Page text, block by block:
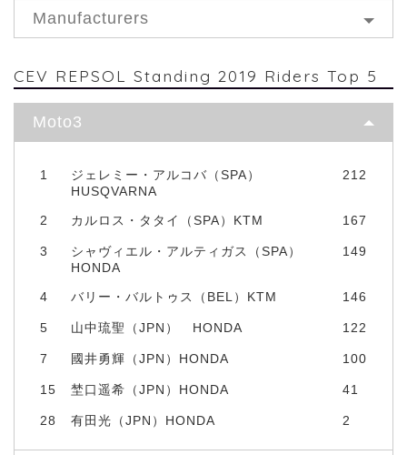
Manufacturers
CEV REPSOL Standing 2019 Riders Top 5
Moto3
1
ジェレミー・アルコバ（SPA）
HUSQVARNA
212
2 カルロス・タタイ（SPA）KTM 167
3
シャヴィエル・アルティガス（SPA）
HONDA
149
4 バリー・バルトゥス（BEL）KTM 146
5 山中琉聖（JPN） HONDA 122
7 國井勇輝（JPN）HONDA 100
15 埜口遥希（JPN）HONDA 41
28 有田光（JPN）HONDA 2